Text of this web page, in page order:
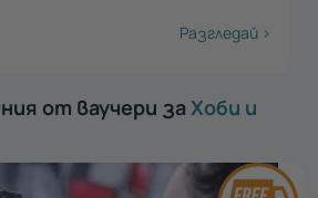
Разгледай >
от ваучери заХоби и